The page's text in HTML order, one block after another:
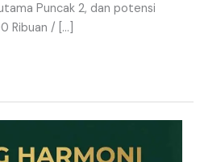
Puncak 2, dan potensi
Ribuan / […]